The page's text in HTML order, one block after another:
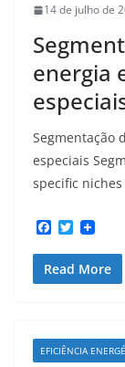
14 de julho de
energia
Segmentação
especiais
specific
c
e
b
T
i
t
t
Read More
EFICIÊNCIA